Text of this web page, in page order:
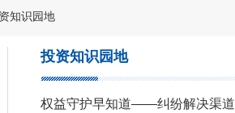
知识园地
投资知识园地
权益守护早知道——纠纷解决渠道